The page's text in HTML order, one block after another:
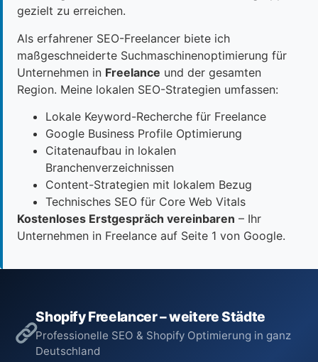
gezielt zu erreichen.
Als erfahrener SEO-Freelancer biete ich
maßgeschneiderte Suchmaschinenoptimierung für
Unternehmen in Freelance und der gesamten
Region. Meine lokalen SEO-Strategien umfassen:
Lokale Keyword-Recherche für Freelance
Google Business Profile Optimierung
Citatenaufbau in lokalen
Branchenverzeichnissen
Content-Strategien mit lokalem Bezug
Technisches SEO für Core Web Vitals
Kostenloses Erstgespräch vereinbaren – Ihr
Unternehmen in Freelance auf Seite 1 von Google.
Shopify Freelancer – weitere Städte
Professionelle SEO & Shopify Optimierung in ganz
Deutschland